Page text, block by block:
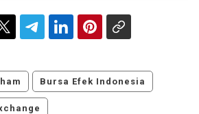
Bursa Efek Indonesia